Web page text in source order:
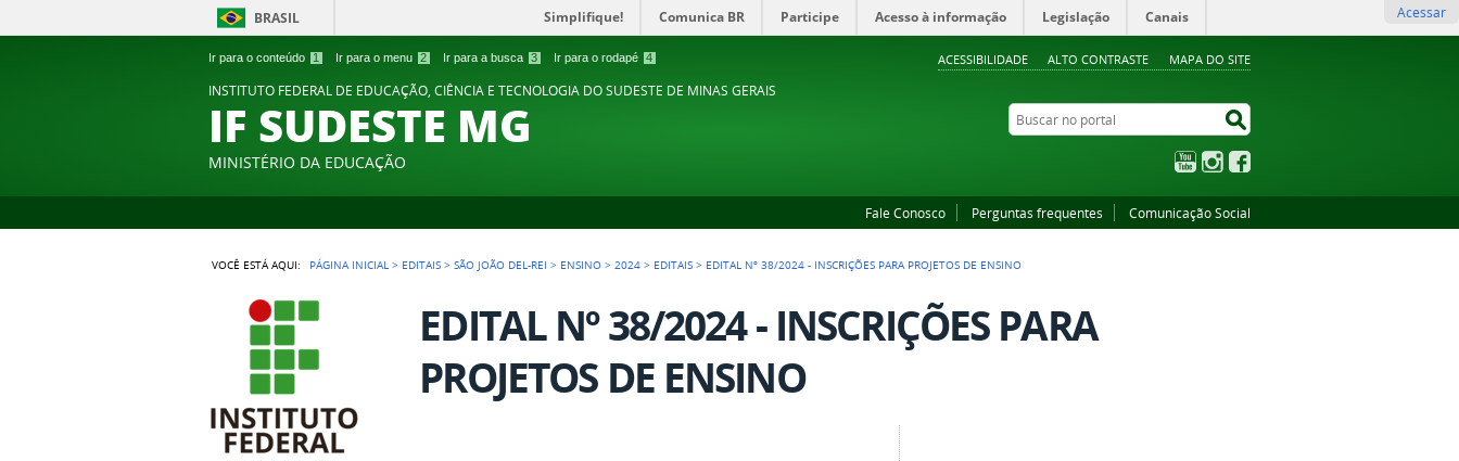
Ir para o conteúdo 1 Ir para o menu 2 Ir para a busca 3 Ir para o rodapé 4 ACESSIBILIDADE ALTO CONTRASTE MAPA DO SITE
BRASIL Simplifique! Comunica BR Participe Acesso à informação Legislação Canais Acessar
INSTITUTO FEDERAL DE EDUCAÇÃO, CIÊNCIA E TECNOLOGIA DO SUDESTE DE MINAS GERAIS
IF SUDESTE MG
MINISTÉRIO DA EDUCAÇÃO
Buscar no portal
YouTubeInstagram
Fale Conosco Perguntas frequentes Comunicação Social
VOCÊ ESTÁ AQUI: PÁGINA INICIAL > EDITAIS >SÃO JOÃO DEL-REI > ENSINO >2024 > EDITAIS > EDITAL Nº 38/2024 - INSCRIÇÕES PARA PROJETOS DE ENSINO
EDITAL Nº 38/2024 - INSCRIÇÕES PARA
PROJETOS DE ENSINO